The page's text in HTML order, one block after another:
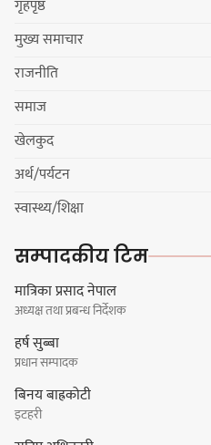
गृहपृष्ठ
मुख्य समाचार
राजनीति
समाज
खेलकुद
अर्थ/पर्यटन
स्वास्थ्य/शिक्षा
सम्पादकीय टिम
मात्रिका प्रसाद नेपाल
अध्यक्ष तथा प्रबन्ध निर्देशक
हर्ष सुब्बा
प्रधान सम्पादक
बिनय बाह्रकोटी
इटहरी